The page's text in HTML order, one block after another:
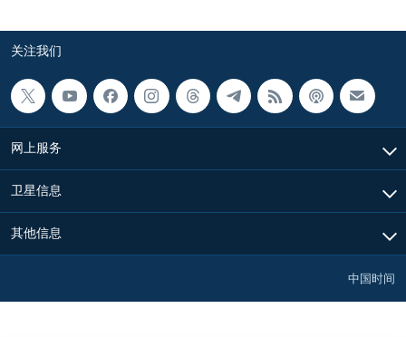
关注我们
网上服务
卫星信息
其他信息
中国时间